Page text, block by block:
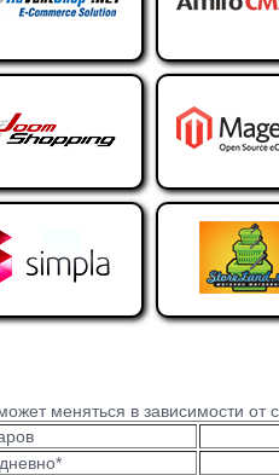
меняться в зависимости от